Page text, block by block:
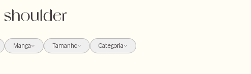
Manga Tamanho Categoria